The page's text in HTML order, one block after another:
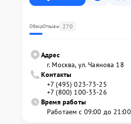
ОбзорОтзывы 270
Адрес
г. Москва, ул. Чаянова 18
Контакты
+7 (495) 023-73-25
+7 (800) 100-33-26
Время работы
Работаем с 09:00 до 21:00